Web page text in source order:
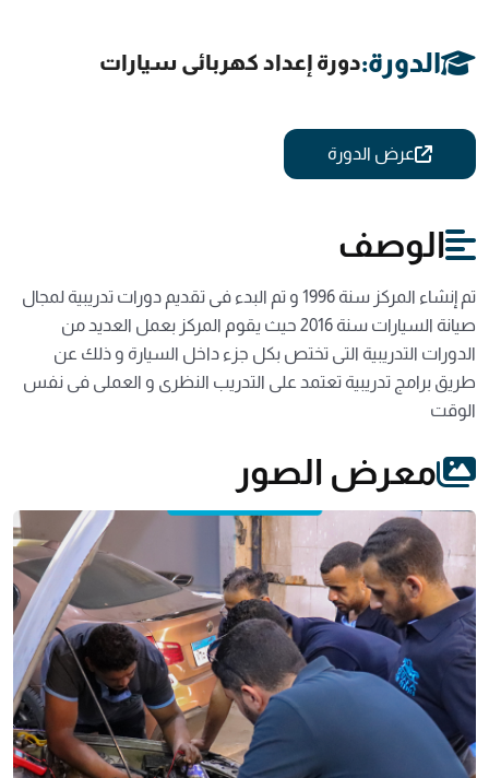
الدورة:دورة إعداد كهربائى سيارات
عرض الدورة
الوصف
تم إنشاء المركز سنة 1996 و تم البدء فى تقديم دورات تدريبية لمجال
صيانة السيارات سنة 2016 حيث يقوم المركز بعمل العديد من
الدورات التدريبية التى تختص بكل جزء داخل السيارة و ذلك عن
طريق برامج تدريبية تعتمد على التدريب النظرى و العملى فى نفس
الوقت
معرض الصور